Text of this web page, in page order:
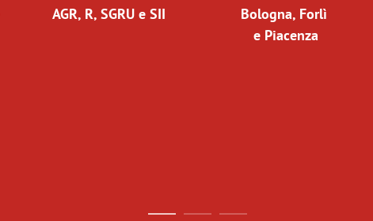
AGR, R, SGRU e SII
Bologna, Forlì
e Piacenza